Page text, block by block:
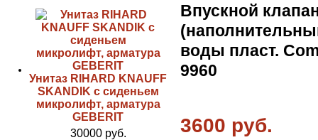
Унитаз RIHARD KNAUFF
SKANDIK с сиденьем
микролифт, арматура
GEBERIT
30000 руб.
Впускной
воды пласт.
9960
3600 руб.